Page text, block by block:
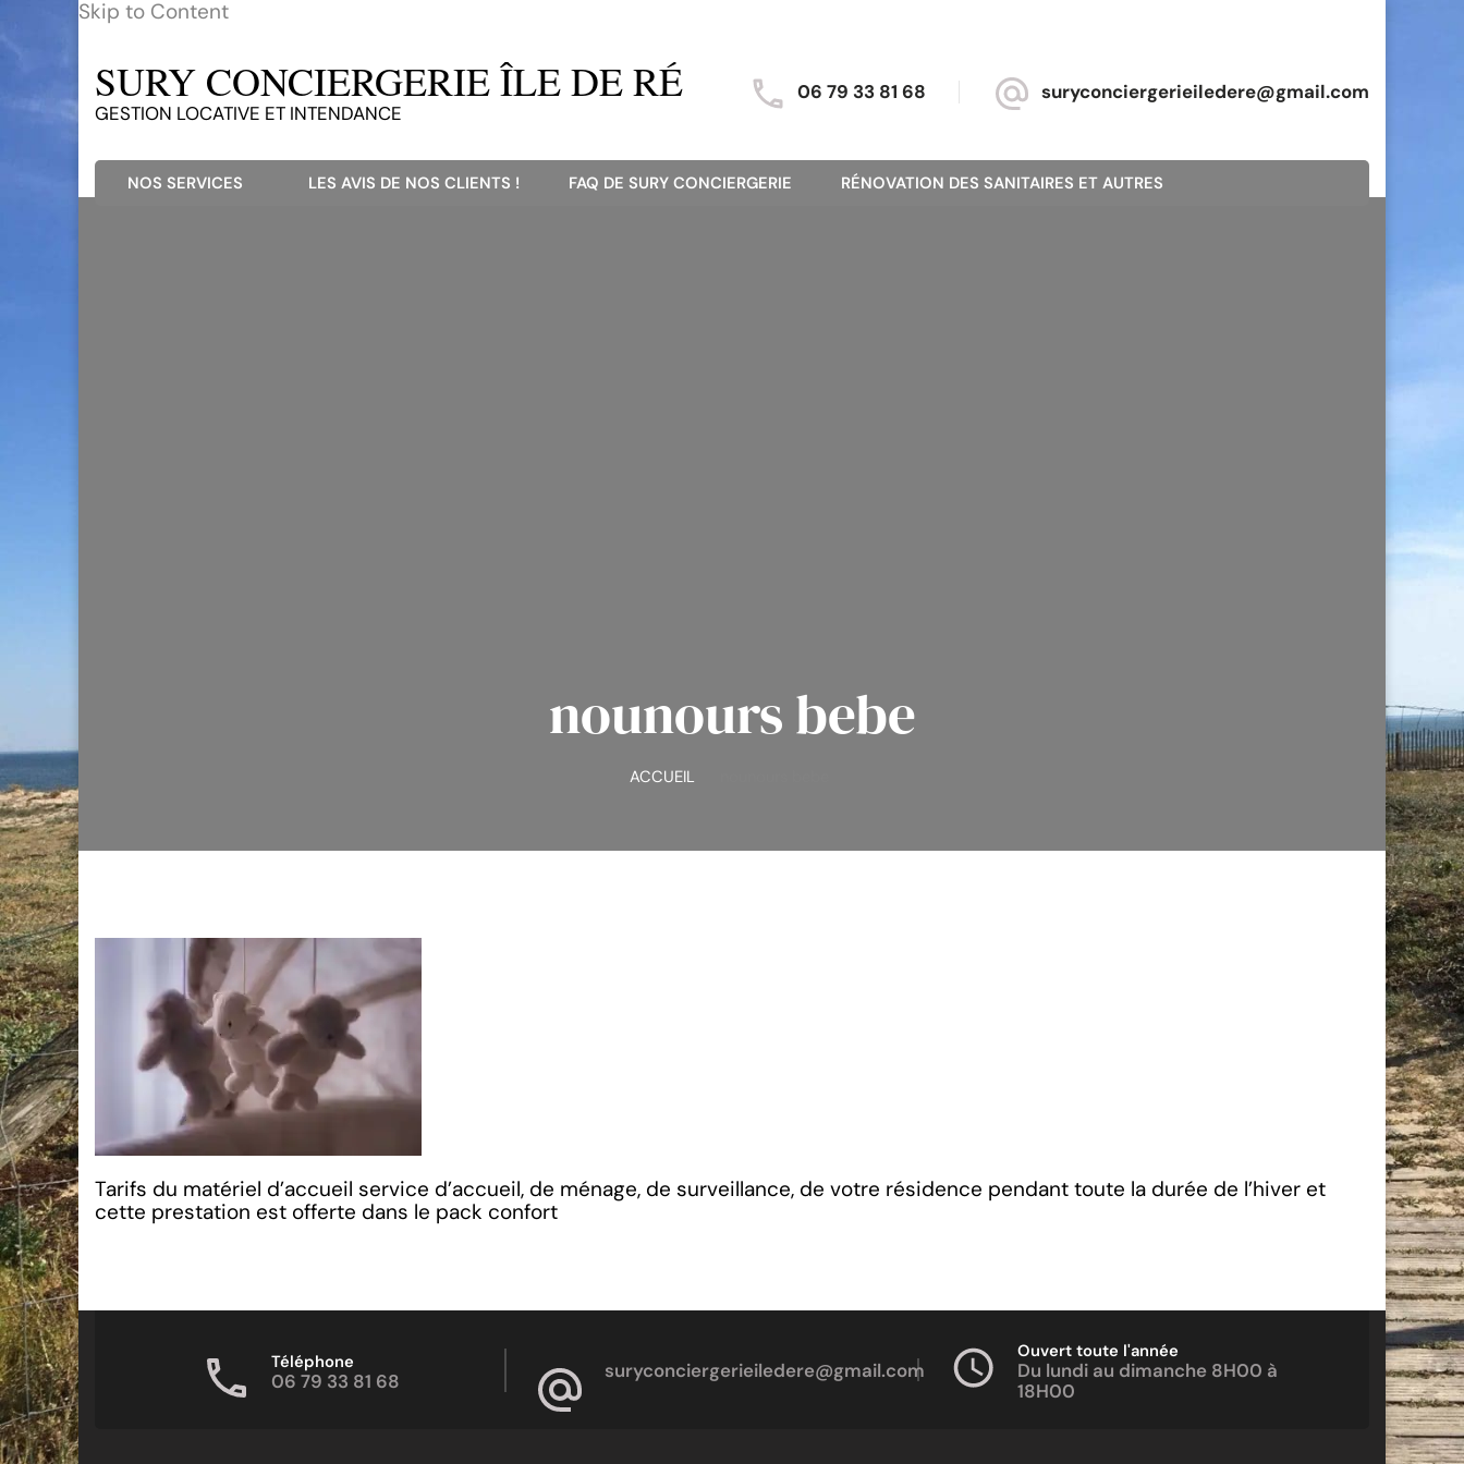
Skip to Content
SURY CONCIERGERIE ÎLE DE RÉ
GESTION LOCATIVE ET INTENDANCE
06 79 33 81 68 suryconciergerieiledere@gmail.com
NOS SERVICES LES AVIS DE NOS CLIENTS ! FAQ DE SURY CONCIERGERIE RÉNOVATION DES SANITAIRES ET AUTRES
nounours bebe
ACCUEIL
Tarifs du matériel d’accueil service d’accueil, de ménage, de surveillance, de votre résidence pendant toute la durée de l’hiver et
cette prestation est offerte dans le pack confort
Téléphone
06 79 33 81 68 suryconciergerieiledere@gmail.com
Ouvert toute l'année
Du lundi au dimanche 8H00 à
18H00